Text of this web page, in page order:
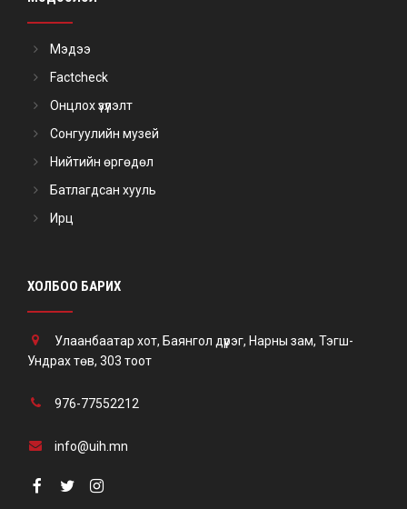
Мэдээ
Factcheck
Онцлох үзүүлэлт
Сонгуулийн музей
Нийтийн өргөдөл
Батлагдсан хууль
Ирц
ХОЛБОО БАРИХ
Улаанбаатар хот, Баянгол дүүрэг, Нарны зам, Тэгш-
Ундрах төв, 303 тоот
976-77552212
info@uih.mn